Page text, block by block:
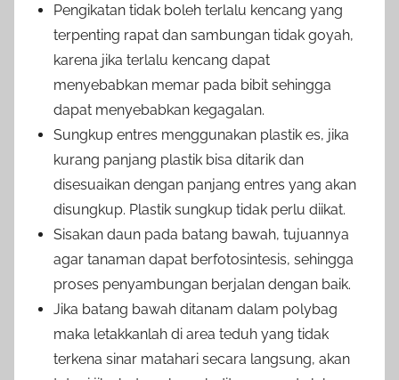
Pengikatan tidak boleh terlalu kencang yang
terpenting rapat dan sambungan tidak goyah,
karena jika terlalu kencang dapat
menyebabkan memar pada bibit sehingga
dapat menyebabkan kegagalan.
Sungkup entres menggunakan plastik es, jika
kurang panjang plastik bisa ditarik dan
disesuaikan dengan panjang entres yang akan
disungkup. Plastik sungkup tidak perlu diikat.
Sisakan daun pada batang bawah, tujuannya
agar tanaman dapat berfotosintesis, sehingga
proses penyambungan berjalan dengan baik.
Jika batang bawah ditanam dalam polybag
maka letakkanlah di area teduh yang tidak
terkena sinar matahari secara langsung, akan